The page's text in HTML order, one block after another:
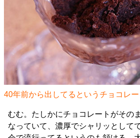
40年前から出してるというチョコレー
むむ。たしかにチョコレートがその
なっていて、濃厚でシャリッとして